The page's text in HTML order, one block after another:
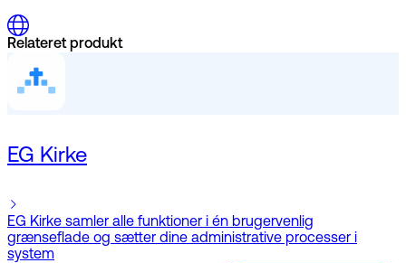
Relateret produkt
EG Kirke
EG Kirke samler alle funktioner i én brugervenlig
grænseflade og sætter dine administrative processer i
system